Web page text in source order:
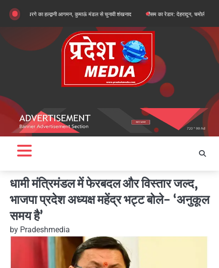
content
खरगे का हल्द्वानी आगमन, कुमाऊं मंडल से चुनावी शंखनाद मौसम का रेडार: देहरादून, चमोली और बागेश्वर में
धामी मंत्रिमंडल में फेरबदल और विस्तार जल्द,
भाजपा प्रदेश अध्यक्ष महेंद्र भट्ट बोले- ‘अनुकूल
समय है’
by Pradeshmedia